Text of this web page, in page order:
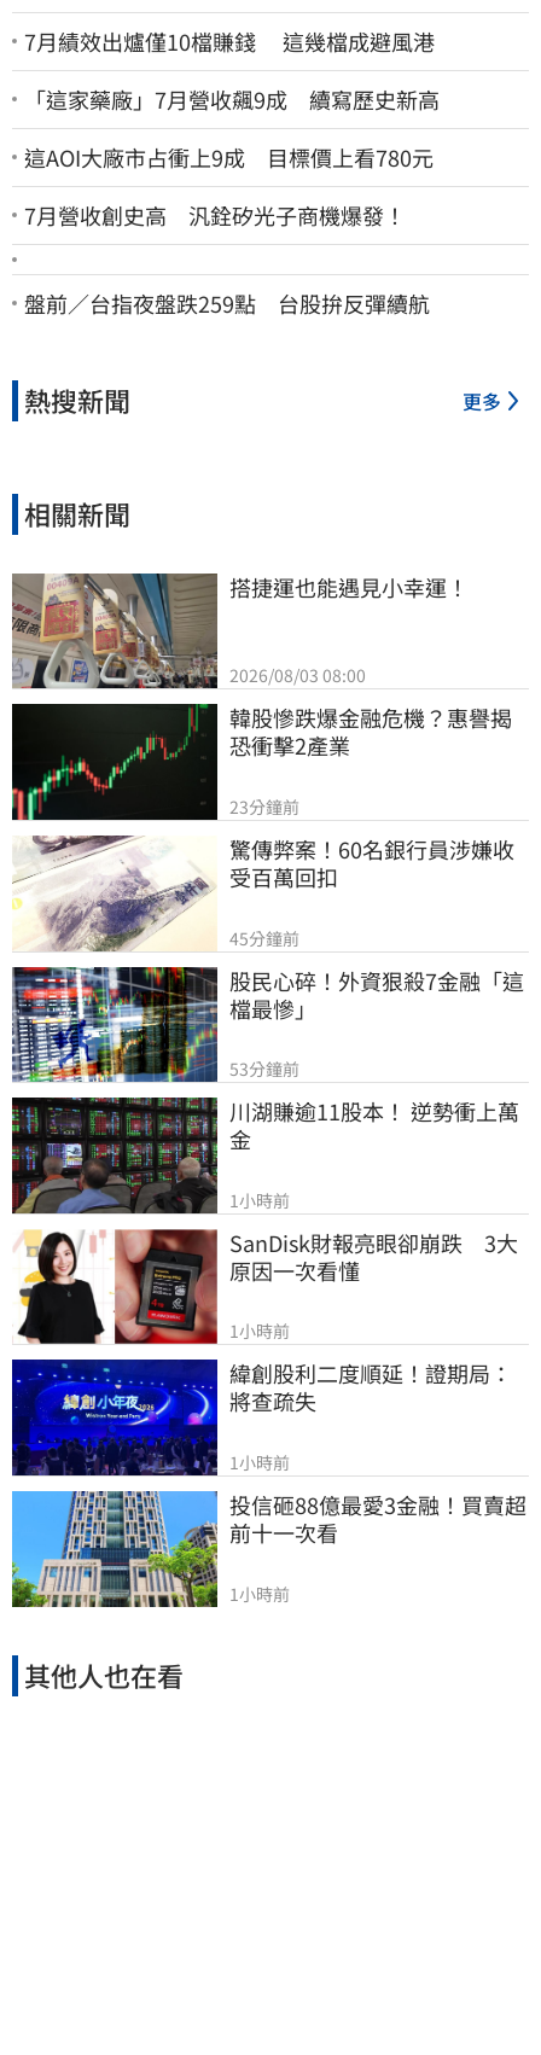
7月績效出爐僅10檔賺錢 這幾檔成避風港
「這家藥廠」7月營收飆9成 續寫歷史新高
這AOI大廠市占衝上9成 目標價上看780元
7月營收創史高 汎銓矽光子商機爆發！
盤前／台指夜盤跌259點 台股拚反彈續航
熱搜新聞 更多
相關新聞
搭捷運也能遇見小幸運！
2026/08/03 08:00
韓股慘跌爆金融危機？惠譽揭
恐衝擊2產業
23分鐘前
驚傳弊案！60名銀行員涉嫌收
受百萬回扣
45分鐘前
股民心碎！外資狠殺7金融「這
檔最慘」
53分鐘前
川湖賺逾11股本！ 逆勢衝上萬
金
1小時前
SanDisk財報亮眼卻崩跌　3大
原因一次看懂
1小時前
緯創股利二度順延！證期局：
將查疏失
1小時前
投信砸88億最愛3金融！買賣超
前十一次看
1小時前
其他人也在看